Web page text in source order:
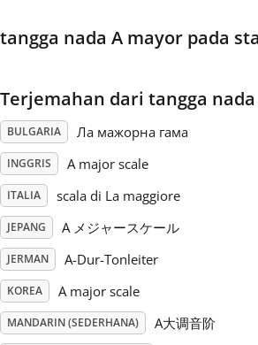
Português
Tiếng Việt
tangga nada A mayor pada
Terjemahan dari tangga
BULGARIA Ла мажорна гама
INGGRIS A major scale
ITALIA scala di La maggiore
JEPANG A メジャースケール
JERMAN A-Dur-Tonleiter
KOREA A major scale
MANDARIN (SEDERHANA) A大调音阶